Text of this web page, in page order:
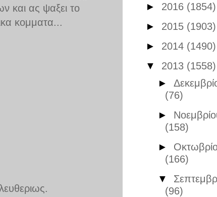
και ας ψαξει το
κομματα...
► 2016 (1854)
► 2015 (1903)
► 2014 (1490)
▼ 2013 (1558)
►
(76)
►
(158)
►
(166)
▼
(96)